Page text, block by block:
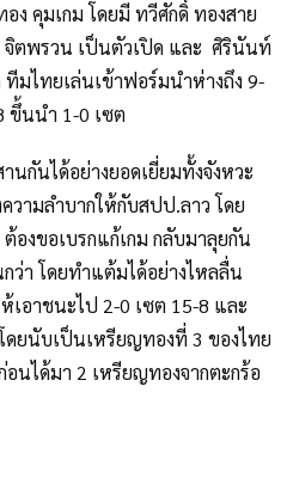
ง คุมเกม โดยมี ทวีศักดิ์ ทองสาย
ตพรวน เป็นตัวเปิด และ ศิรินันท์
ทีมไทยเล่นเข้าฟอร์มนำห่างถึง 9-
ขึ้นนำ 1-0 เซต
นกันได้อย่างยอดเยี่ยมทั้งจังหวะ
วามลำบากให้กับสปป.ลาว โดย
งขอเบรกแก้เกม กลับมาลุยกัน
า โดยทำแต้มได้อย่างไหลลื่น
เอาชนะไป 2-0 เซต 15-8 และ
ดยนับเป็นเหรียญทองที่ 3 ของไทย
นได้มา 2 เหรียญทองจากตะกร้อ